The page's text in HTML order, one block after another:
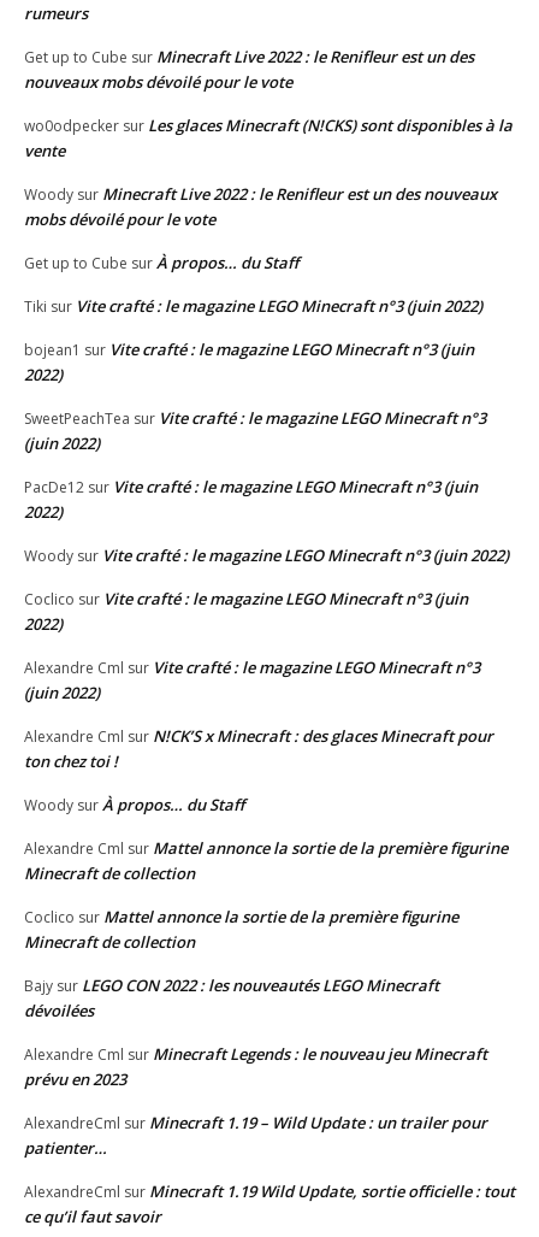
rumeurs
Get up to Cube sur Minecraft Live 2022 : le Renifleur est un des
nouveaux mobs dévoilé pour le vote
wo0odpecker sur Les glaces Minecraft (N!CKS) sont disponibles à la
vente
Woody sur Minecraft Live 2022 : le Renifleur est un des nouveaux
mobs dévoilé pour le vote
Get up to Cube surÀ propos… du Staff
Tiki sur Vite crafté : le magazine LEGO Minecraft n°3 (juin 2022)
bojean1 sur Vite crafté : le magazine LEGO Minecraft n°3 (juin
2022)
SweetPeachTea sur Vite crafté : le magazine LEGO Minecraft n°3
(juin 2022)
PacDe12 sur Vite crafté : le magazine LEGO Minecraft n°3 (juin
2022)
Woody sur Vite crafté : le magazine LEGO Minecraft n°3 (juin 2022)
Coclico sur Vite crafté : le magazine LEGO Minecraft n°3 (juin
2022)
Alexandre Cml sur Vite crafté : le magazine LEGO Minecraft n°3
(juin 2022)
Alexandre Cml sur N!CK’S x Minecraft : des glaces Minecraft pour
ton chez toi !
Woody surÀ propos… du Staff
Alexandre Cml sur Mattel annonce la sortie de la première figurine
Minecraft de collection
Coclico sur Mattel annonce la sortie de la première figurine
Minecraft de collection
Bajy sur LEGO CON 2022 : les nouveautés LEGO Minecraft
dévoilées
Alexandre Cml sur Minecraft Legends : le nouveau jeu Minecraft
prévu en 2023
AlexandreCml sur Minecraft 1.19 – Wild Update : un trailer pour
patienter…
AlexandreCml sur Minecraft 1.19 Wild Update, sortie officielle : tout
ce qu’il faut savoir